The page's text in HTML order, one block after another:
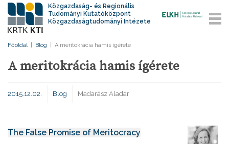
Közgazdaság- és Regionális
Tudományi Kutatóközpont
Közgazdaságtudományi Intézete
Főoldal Blog A meritokrácia hamis ígérete
A meritokrácia hamis ígérete
2015.12.02. Blog Madarász Aladár
The False Promise of Meritocracy